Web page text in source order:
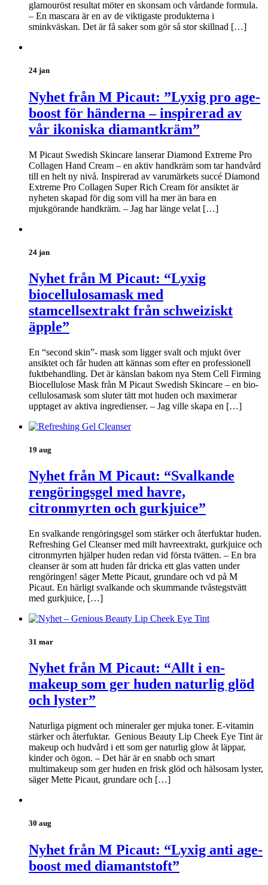
glamouröst resultat möter en skonsam och vårdande formula.
– En mascara är en av de viktigaste produkterna i
sminkväskan. Det är få saker som gör så stor skillnad […]
24 jan
Nyhet från M Picaut: ”Lyxig pro age-
boost för händerna – inspirerad av
vår ikoniska diamantkräm”
M Picaut Swedish Skincare lanserar Diamond Extreme Pro
Collagen Hand Cream – en aktiv handkräm som tar handvård
till en helt ny nivå. Inspirerad av varumärkets succé Diamond
Extreme Pro Collagen Super Rich Cream för ansiktet är
nyheten skapad för dig som vill ha mer än bara en
mjukgörande handkräm. – Jag har länge velat […]
24 jan
Nyhet från M Picaut: “Lyxig
biocellulosamask med
stamcellsextrakt från schweiziskt
äpple”
En “second skin”- mask som ligger svalt och mjukt över
ansiktet och får huden att kännas som efter en professionell
fuktbehandling. Det är känslan bakom nya Stem Cell Firming
Biocellulose Mask från M Picaut Swedish Skincare – en bio-
cellulosamask som sluter tätt mot huden och maximerar
upptaget av aktiva ingredienser. – Jag ville skapa en […]
19 aug
Nyhet från M Picaut: “Svalkande
rengöringsgel med havre,
citronmyrten och gurkjuice”
En svalkande rengöringsgel som stärker och återfuktar huden.
Refreshing Gel Cleanser med milt havreextrakt, gurkjuice och
citronmyrten hjälper huden redan vid första tvätten. – En bra
cleanser är som att huden får dricka ett glas vatten under
rengöringen! säger Mette Picaut, grundare och vd på M
Picaut. En härligt svalkande och skummande tvåstegstvätt
med gurkjuice, […]
31 mar
Nyhet från M Picaut: “Allt i en-
makeup som ger huden naturlig glöd
och lyster”
Naturliga pigment och mineraler ger mjuka toner. E-vitamin
stärker och återfuktar. Genious Beauty Lip Cheek Eye Tint är
makeup och hudvård i ett som ger naturlig glow åt läppar,
kinder och ögon. – Det här är en snabb och smart
multimakeup som ger huden en frisk glöd och hälsosam lyster,
säger Mette Picaut, grundare och […]
30 aug
Nyhet från M Picaut: “Lyxig anti age-
boost med diamantstoft”